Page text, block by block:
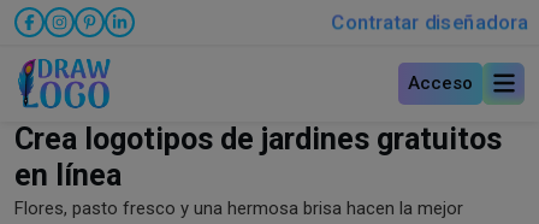
Contratar diseñadora
Acceso
Crea logotipos de jardines gratuitos
en línea
Flores, pasto fresco y una hermosa brisa hacen la mejor